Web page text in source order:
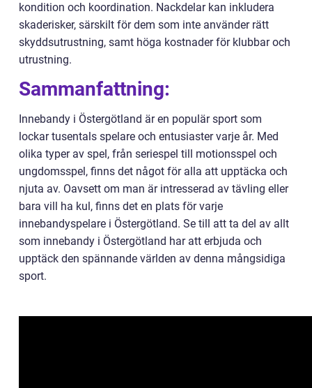
kondition och koordination. Nackdelar kan inkludera
skaderisker, särskilt för dem som inte använder rätt
skyddsutrustning, samt höga kostnader för klubbar och
utrustning.
Sammanfattning:
Innebandy i Östergötland är en populär sport som
lockar tusentals spelare och entusiaster varje år. Med
olika typer av spel, från seriespel till motionsspel och
ungdomsspel, finns det något för alla att upptäcka och
njuta av. Oavsett om man är intresserad av tävling eller
bara vill ha kul, finns det en plats för varje
innebandyspelare i Östergötland. Se till att ta del av allt
som innebandy i Östergötland har att erbjuda och
upptäck den spännande världen av denna mångsidiga
sport.